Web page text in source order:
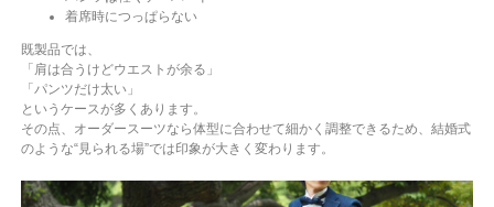
着席時につっぱらない
既製品では、
「肩は合うけどウエストが余る」
「パンツだけ太い」
というケースが多くあります。
その点、オーダースーツなら体型に合わせて細かく調整できるため、結婚式
のような“見られる場”では印象が大きく変わります。